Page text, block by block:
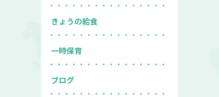
きょうの給食
一時保育
ブログ